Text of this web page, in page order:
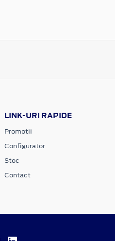
LINK-URI RAPIDE
Promotii
Configurator
Stoc
Contact